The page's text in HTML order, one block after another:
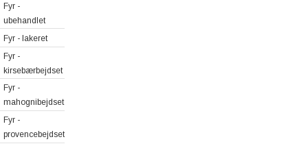
Fyr -
ubehandlet
Fyr - lakeret
Fyr -
kirsebærbejdset
Fyr -
mahognibejdset
Fyr -
provencebejdset